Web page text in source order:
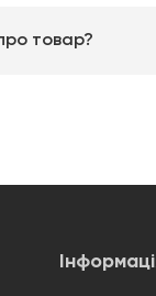
товар?